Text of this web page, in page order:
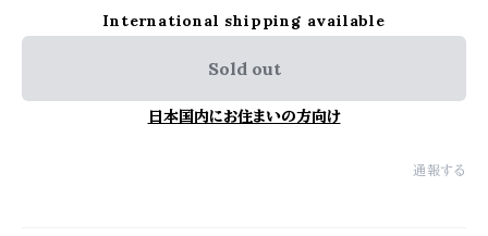
International shipping available
Sold out
日本国内にお住まいの方向け
通報する